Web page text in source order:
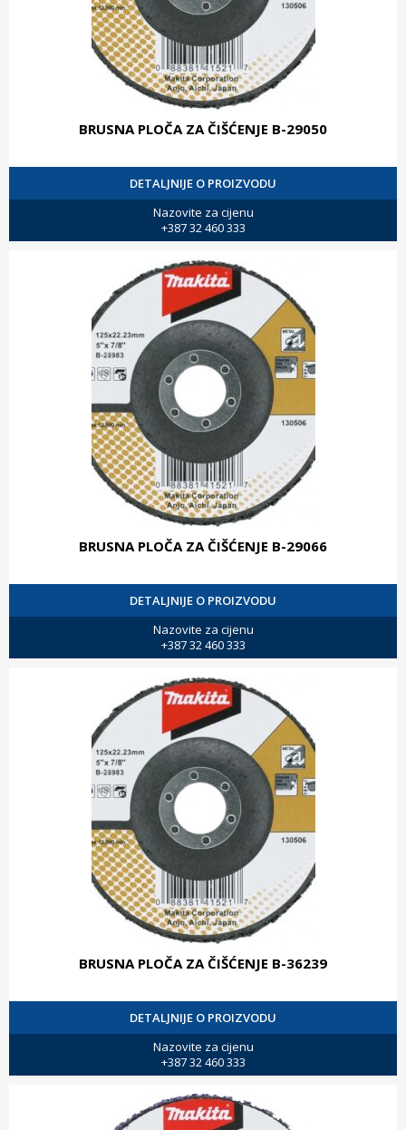
BRUSNA PLOČA ZA ČIŠĆENJE B-29050
DETALJNIJE O PROIZVODU
Nazovite za cijenu
+387 32 460 333
BRUSNA PLOČA ZA ČIŠĆENJE B-29066
DETALJNIJE O PROIZVODU
Nazovite za cijenu
+387 32 460 333
BRUSNA PLOČA ZA ČIŠĆENJE B-36239
DETALJNIJE O PROIZVODU
Nazovite za cijenu
+387 32 460 333